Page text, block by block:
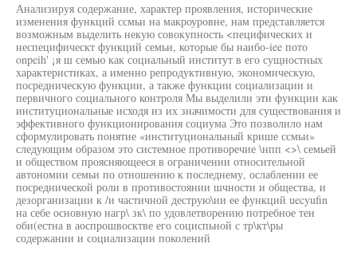
Анализируя содержание, характер проявления, исторические
изменения функций ссмьи на макроуровне, нам представляется
возможным выделить некую совокупность <пецифических и
неспецифическт функций семьи, которые бы наибо-iee пото
onpeih' ¡я ш семью как социальный институт в его сущностных
характеристиках, а именно репродуктивную, экономическую,
посредническую функции, а также функции социализации и
первичного социального контроля Мы выделили эти функции как
институциональные исходя из их значимости для существования и
эффективного функционирования социума Это позволило нам
сформулировать понятие «институциональный крише ссмьи»
следующим образом это системное противоречие \нпп <>\ семьей
и обществом проясняющееся в ограничении относительной
автономии семьи по отношению к последнему, ослаблении ее
посреднической роли в противостоянии шчности и общества, и
дезорганизации к /и частичной деструю\ии ее функций uecyufin
на себе основную нагр\ зк\ по удовлетворению потребное тен
оби(естна в аоспрошвосктве его социспьной с тр\кт\ры
содержании и социализации поколений